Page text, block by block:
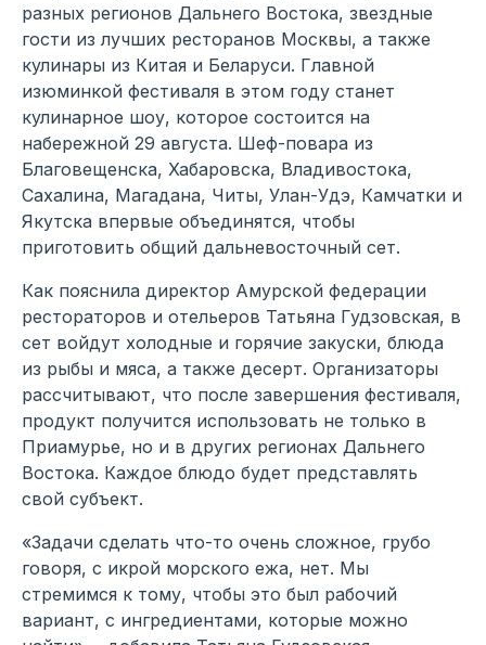
разных регионов Дальнего Востока, звездные
гости из лучших ресторанов Москвы, а также
кулинары из Китая и Беларуси. Главной
изюминкой фестиваля в этом году станет
кулинарное шоу, которое состоится на
набережной 29 августа. Шеф-повара из
Благовещенска, Хабаровска, Владивостока,
Сахалина, Магадана, Читы, Улан-Удэ, Камчатки и
Якутска впервые объединятся, чтобы
приготовить общий дальневосточный сет.
Как пояснила директор Амурской федерации
рестораторов и отельеров Татьяна Гудзовская, в
сет войдут холодные и горячие закуски, блюда
из рыбы и мяса, а также десерт. Организаторы
рассчитывают, что после завершения фестиваля,
продукт получится использовать не только в
Приамурье, но и в других регионах Дальнего
Востока. Каждое блюдо будет представлять
свой субъект.
«Задачи сделать что-то очень сложное, грубо
говоря, с икрой морского ежа, нет. Мы
стремимся к тому, чтобы это был рабочий
вариант, с ингредиентами, которые можно